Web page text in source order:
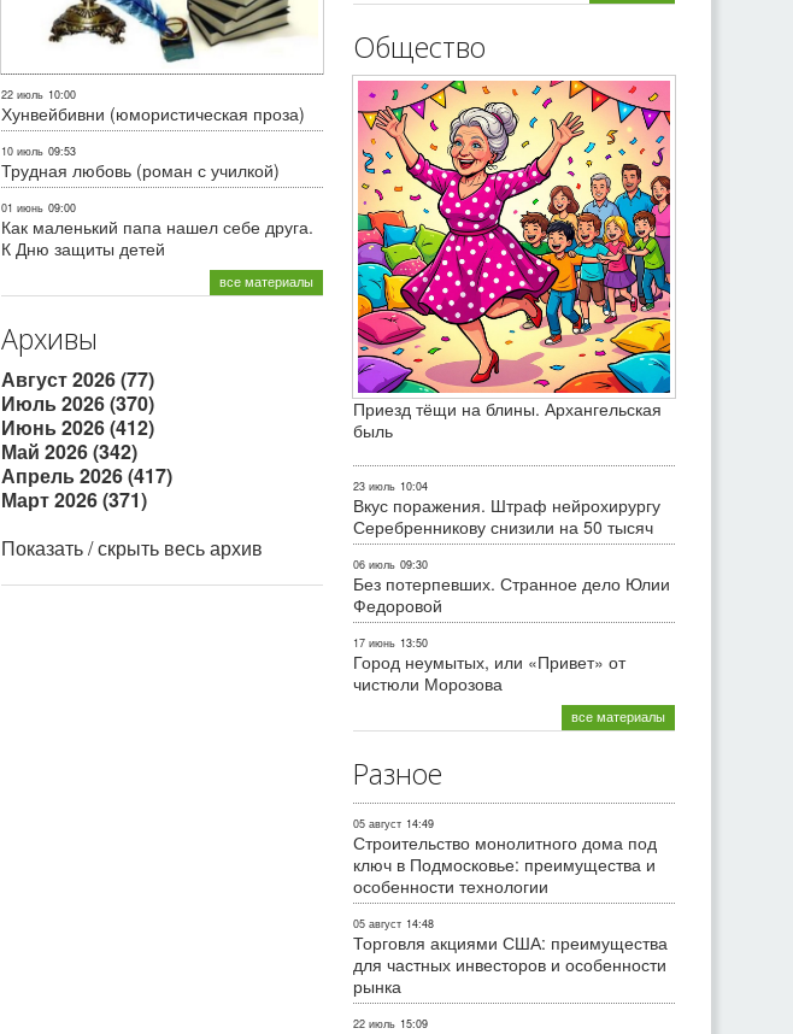
22 июль 10:00
Хунвейбивни (юмористическая проза)
10 июль 09:53
Трудная любовь (роман с училкой)
01 июнь 09:00
Как маленький папа нашел себе друга.
К Дню защиты детей
все материалы
Архивы
Август 2026 (77)
Июль 2026 (370)
Июнь 2026 (412)
Май 2026 (342)
Апрель 2026 (417)
Март 2026 (371)
Показать / скрыть весь архив
Общество
Приезд тёщи на блины. Архангельская
быль
23 июль 10:04
Вкус поражения. Штраф нейрохирургу
Серебренникову снизили на 50 тысяч
06 июль 09:30
Без потерпевших. Странное дело Юлии
Федоровой
17 июнь 13:50
Город неумытых, или «Привет» от
чистюли Морозова
все материалы
Разное
05 август 14:49
Строительство монолитного дома под
ключ в Подмосковье: преимущества и
особенности технологии
05 август 14:48
Торговля акциями США: преимущества
для частных инвесторов и особенности
рынка
22 июль 15:09